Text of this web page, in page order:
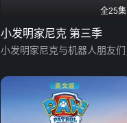
全25集
小发明家尼克 第三季
小发明家尼克与机器人朋友们